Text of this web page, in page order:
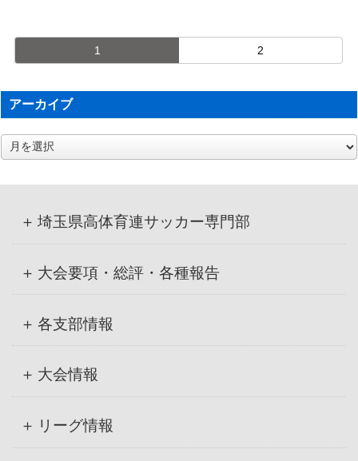
1 2
アーカイブ
ア
ー
埼玉県高体育連サッカー専門部
大会要項・総評・各種報告
各支部情報
大会情報
リーグ情報